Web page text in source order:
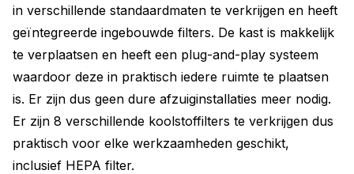
in verschillende standaardmaten te verkrijgen en heeft
geïntegreerde ingebouwde filters. De kast is makkelijk
te verplaatsen en heeft een plug-and-play systeem
waardoor deze in praktisch iedere ruimte te plaatsen
is. Er zijn dus geen dure afzuiginstallaties meer nodig.
Er zijn 8 verschillende koolstoffilters te verkrijgen dus
praktisch voor elke werkzaamheden geschikt,
inclusief HEPA filter.